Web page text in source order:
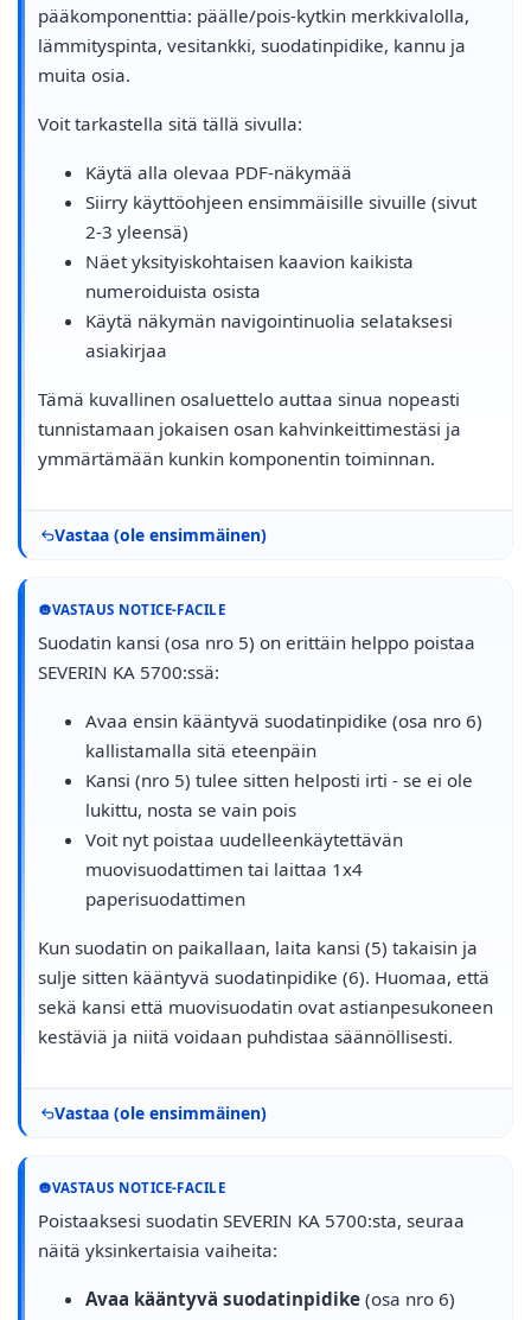
pääkomponenttia: päälle/pois-kytkin merkkivalolla,
lämmityspinta, vesitankki, suodatinpidike, kannu ja
muita osia.
Voit tarkastella sitä tällä sivulla:
Käytä alla olevaa PDF-näkymää
Siirry käyttöohjeen ensimmäisille sivuille (sivut
2-3 yleensä)
Näet yksityiskohtaisen kaavion kaikista
numeroiduista osista
Käytä näkymän navigointinuolia selataksesi
asiakirjaa
Tämä kuvallinen osaluettelo auttaa sinua nopeasti
tunnistamaan jokaisen osan kahvinkeittimestäsi ja
ymmärtämään kunkin komponentin toiminnan.
Vastaa (ole ensimmäinen)
VASTAUS NOTICE-FACILE
Suodatin kansi (osa nro 5) on erittäin helppo poistaa
SEVERIN KA 5700:ssä:
Avaa ensin kääntyvä suodatinpidike (osa nro 6)
kallistamalla sitä eteenpäin
Kansi (nro 5) tulee sitten helposti irti - se ei ole
lukittu, nosta se vain pois
Voit nyt poistaa uudelleenkäytettävän
muovisuodattimen tai laittaa 1x4
paperisuodattimen
Kun suodatin on paikallaan, laita kansi (5) takaisin ja
sulje sitten kääntyvä suodatinpidike (6). Huomaa, että
sekä kansi että muovisuodatin ovat astianpesukoneen
kestäviä ja niitä voidaan puhdistaa säännöllisesti.
Vastaa (ole ensimmäinen)
VASTAUS NOTICE-FACILE
Poistaaksesi suodatin SEVERIN KA 5700:sta, seuraa
näitä yksinkertaisia vaiheita:
Avaa kääntyvä suodatinpidike (osa nro 6)